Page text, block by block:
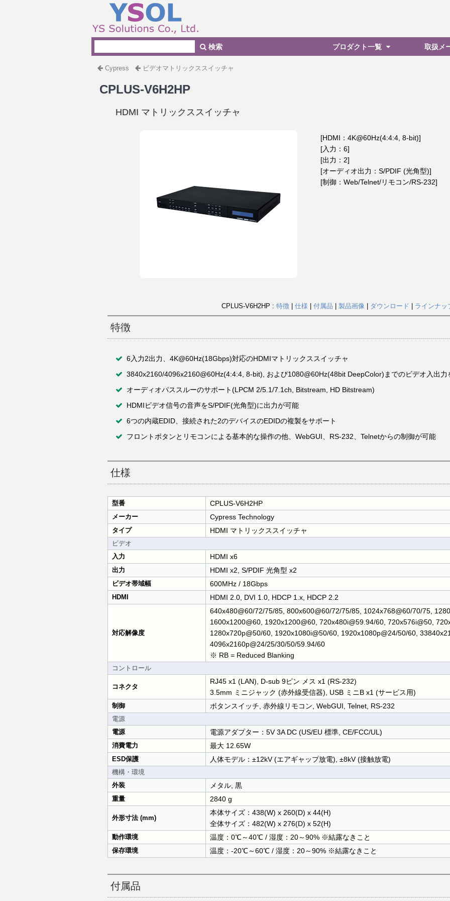
Cypress ビデオマトリックススイッチャ
CPLUS-V6H2HP
HDMI マトリックススイッチャ
[HDMI：4K@60Hz(4:4:4, 8-bit)]
[入力：6]
[出力：2]
[オーディオ出力：S/PDIF (光角型)]
[制御：Web/Telnet/リモコン/RS-232]
CPLUS-V6H2HP : 特徴 仕様 付属品 製品画像| ダウンロード ラインナッ
特徴
6入力2出力、4K@60Hz(18Gbps)対応のHDMIマトリックススイッチャ
3840x2160/4096x2160@60Hz(4:4:4, 8-bit), および1080@60Hz(48bit DeepColor)までのビデオ入出力
オーディオパススルーのサポート(LPCM 2/5.1/7.1ch, Bitstream, HD Bitstream)
HDMIビデオ信号の音声をS/PDIF(光角型)に出力が可能
6つの内蔵EDID、接続された2のデバイスのEDIDの複製をサポート
フロントボタンとリモコンによる基本的な操作の他、WebGUI、RS-232、Telnetからの制御が可能
仕様
型番 CPLUS-V6H2HP
メーカー Cypress Technology
タイプ HDMI マトリックススイッチャ
ビデオ
入力
HDMI x6
出力 HDMI x2, S/PDIF 光角型 x2
ビデオ帯域幅 600MHz / 18Gbps
HDMI HDMI 2.0, DVI 1.0, HDCP 1.x, HDCP 2.2
対応解像度
640x480@60/72/75/85, 800x600@60/72/75/85, 1024x768@60/70/75,
1600x1200@60, 1920x1200@60, 720x480i@59.94/60, 720x576i@50,
1280x720p@50/60, 1920x1080i@50/60, 1920x1080p@24/50/60,
4096x2160p@24/25/30/50/59.94/60
※ RB = Reduced Blanking
コントロール
コネクタ
RJ45 x1 (LAN), D-sub 9ピン メス x1 (RS-232)
3.5mm ミニジャック (赤外線受信器), USB ミニB x1 (サービス用)
制御 ボタンスイッチ, 赤外線リモコン, WebGUI, Telnet, RS-232
電源
電源
電源アダプター：5V 3A DC (US/EU 標準, CE/FCC/UL)
消費電力 最大 12.65W
ESD保護 人体モデル：±12kV (エアギャップ放電), ±8kV (接触放電)
機構・環境
外装
メタル, 黒
重量 2840 g
外形寸法 (mm)
本体サイズ：438(W) x 260(D) x 44(H)
全体サイズ：482(W) x 276(D) x 52(H)
動作環境 温度：0℃～40℃ / 湿度：20～90% ※結露なきこと
保存環境 温度：-20℃～60℃ / 湿度：20～90% ※結露なきこと
付属品
検索 プロダクト一覧 取扱メ